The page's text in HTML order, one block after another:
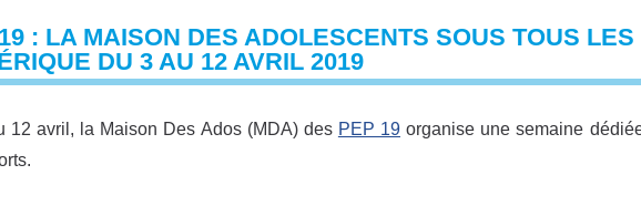
: LA MAISON DES ADOLESCENTS SOUS TOUS LES
DU 3 AU 12 AVRIL 2019
12 avril, la Maison Des Ados (MDA) des PEP 19 organise une semaine